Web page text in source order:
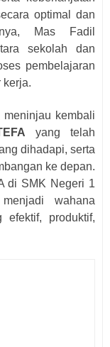
optimal dan
Mas Fadil
sekolah dan
pembelajaran
kerja.
kembali
yang telah
dihadapi, serta
ke depan.
di SMK Negeri 1
wahana
efektif, produktif,